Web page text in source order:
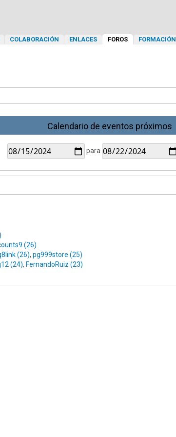
COLABORACIÓN ENLACES FOROS FORMACIÓN
Calendario de eventos próximos
para
(26)
(26), pg999store (25)
(24), FernandoRuiz (23)